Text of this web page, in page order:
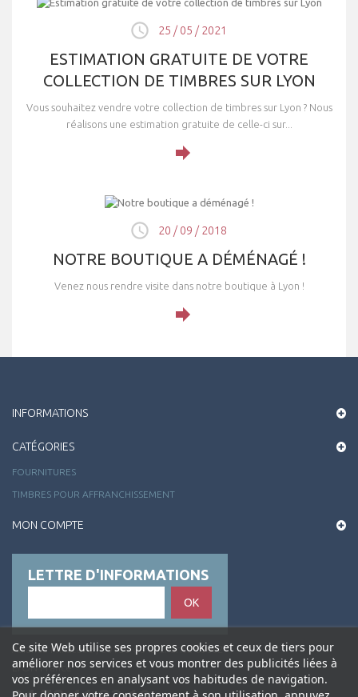
25 / 05 / 2021
ESTIMATION GRATUITE DE VOTRE
COLLECTION DE TIMBRES SUR LYON
Vous souhaitez vendre votre collection de timbres sur Lyon ? Nous
réalisons une estimation gratuite de celle-ci sur...
20 / 09 / 2018
NOTRE BOUTIQUE A DÉMÉNAGÉ !
Venez nous rendre visite dans notre boutique à Lyon !
INFORMATIONS
CATÉGORIES
FOURNITURES
TIMBRES POUR AFFRANCHISSEMENT
MON COMPTE
LETTRE D'INFORMATIONS
OK
Alliance Philatélie , 50 rue de la Charité 69002
LYON France
Ce site Web utilise ses propres cookies et ceux de tiers pour
améliorer nos services et vous montrer des publicités liées à
vos préférences en analysant vos habitudes de navigation.